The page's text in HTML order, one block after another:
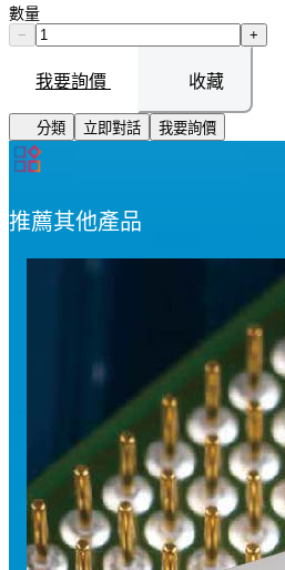
數量
− +
我要詢價 收藏
分類 立即對話 我要詢價
推薦其他產品